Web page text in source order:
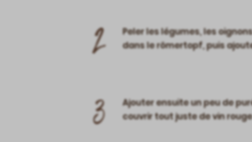
2
Peler les légumes, les
dans le römertopf, puis
3
Ajouter ensuite un peu de
couvrir tout juste de vin